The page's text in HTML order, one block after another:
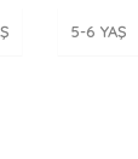
5-6 YAŞ